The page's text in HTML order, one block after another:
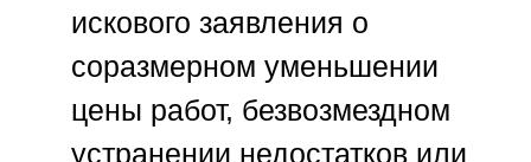
искового заявления о
соразмерном уменьшении
цены работ, безвозмездном
устранении недостатков или